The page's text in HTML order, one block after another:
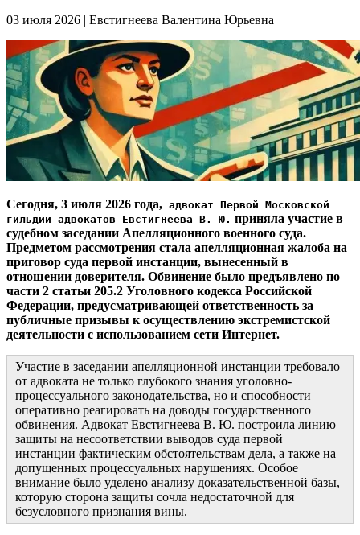
03 июля 2026 | Евстигнеева Валентина Юрьевна
Сегодня, 3 июля 2026 года, адвокат Первой Московской
гильдии адвокатов Евстигнеева В. Ю. приняла участие в
судебном заседании Апелляционного военного суда.
Предметом рассмотрения стала апелляционная жалоба на
приговор суда первой инстанции, вынесенный в
отношении доверителя. Обвинение было предъявлено по
части 2 статьи 205.2 Уголовного кодекса Российской
Федерации, предусматривающей ответственность за
публичные призывы к осуществлению экстремистской
деятельности с использованием сети Интернет.
Участие в заседании апелляционной инстанции требовало
от адвоката не только глубокого знания уголовно-
процессуального законодательства, но и способности
оперативно реагировать на доводы государственного
обвинения. Адвокат Евстигнеева В. Ю. построила линию
защиты на несоответствии выводов суда первой
инстанции фактическим обстоятельствам дела, а также на
допущенных процессуальных нарушениях. Особое
внимание было уделено анализу доказательственной базы,
которую сторона защиты сочла недостаточной для
безусловного признания вины.